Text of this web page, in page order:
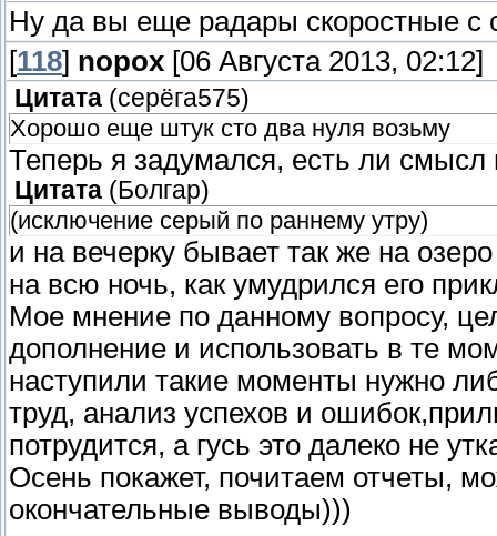
Ну да вы еще радары скоростные с
[118] nopox [06 Августа 2013, 02:12]
Цитата (серёга575)
Хорошо еще штук сто два нуля возьму
Теперь я задумался, есть ли смысл
Цитата ( Болгар)
(исключение серый по раннему утру)
и на вечерку бывает так же на
на всю ночь, как умудрился его
Мое мнение по данному вопросу,
дополнение и использовать в те
наступили такие моменты нужно
труд, анализ успехов и
потрудится, а гусь это далеко не
Осень покажет, почитаем отчеты,
окончательные выводы)))